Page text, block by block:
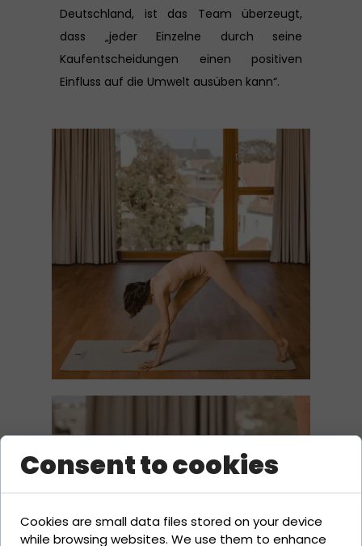
Deutschland, ist das Team überzeugt,
dass „jeder Einzelne durch seine
Kaufentscheidungen einen positiven
Einfluss auf die Umwelt ausüben kann“.
Consent to cookies
Cookies are small data files stored on your device
while browsing websites. We use them to enhance